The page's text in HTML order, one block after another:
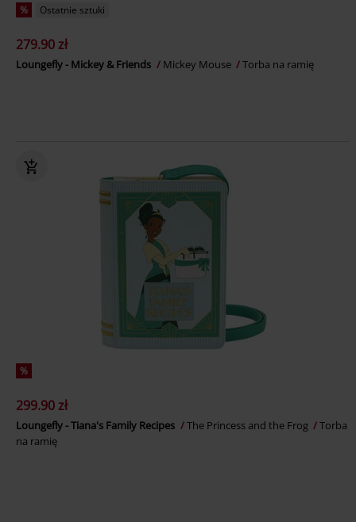
% Ostatnie sztuki
279.90 zł
Loungefly - Mickey & Friends Mickey Mouse Torba na ramię
%
299.90 zł
Loungefly - Tiana's Family Recipes The Princess and the Frog
Torba
na ramię